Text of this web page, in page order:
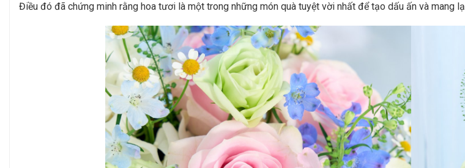
Điều đó đã chứng minh rằng hoa tươi là một trong những món quà tuyệt vời nhất để tạo dấu ấn và mang